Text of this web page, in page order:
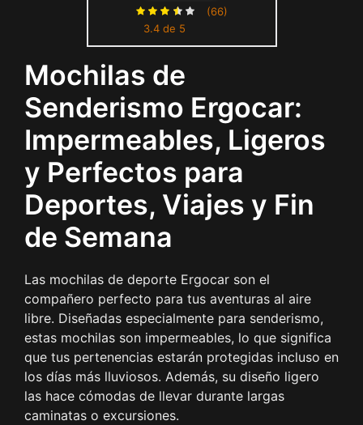
Viaje, con Bolsa de Zapatos,
Bolsa de Gym Fin de
3.4 de 5
(66)
Mochilas de
Senderismo Ergocar:
Impermeables, Ligeros
y Perfectos para
Deportes, Viajes y Fin
de Semana
Las mochilas de deporte Ergocar son el
compañero perfecto para tus aventuras al aire
libre. Diseñadas especialmente para senderismo,
estas mochilas son impermeables, lo que significa
que tus pertenencias estarán protegidas incluso en
los días más lluviosos. Además, su diseño ligero
las hace cómodas de llevar durante largas
caminatas o excursiones.